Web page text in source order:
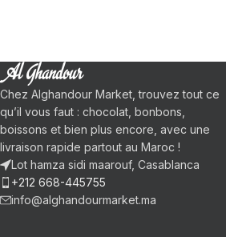
Chez Alghandour Market, trouvez tout ce
qu’il vous faut : chocolat, bonbons,
boissons et bien plus encore, avec une
livraison rapide partout au Maroc !
Lot hamza sidi maarouf, Casablanca
+212 668-445755
info@alghandourmarket.ma